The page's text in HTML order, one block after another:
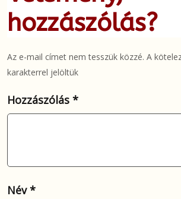
hozzászólás?
Az e-mail címet nem tesszük közzé. A
karakterrel jelöltük
Hozzászólás *
Név*